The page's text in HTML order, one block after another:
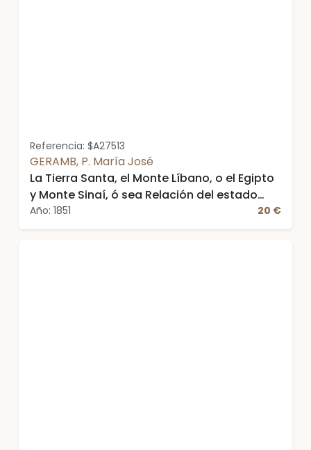
Referencia: $A27513
GERAMB, P. María José
La Tierra Santa, el Monte Líbano, o el Egipto
y Monte Sinaí, ó sea Relación del estado
presente de estos países, extractada de los
viajes a Jerusalén y al Monte Sinaí del ....,
Año: 1851 20 €